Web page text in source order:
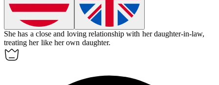
She has a close and loving relationship with herdaughter-in-law,
treating her like her own daughter.